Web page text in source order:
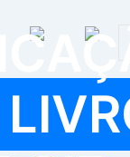
Milene
Membros dos
em Brasília/DF.